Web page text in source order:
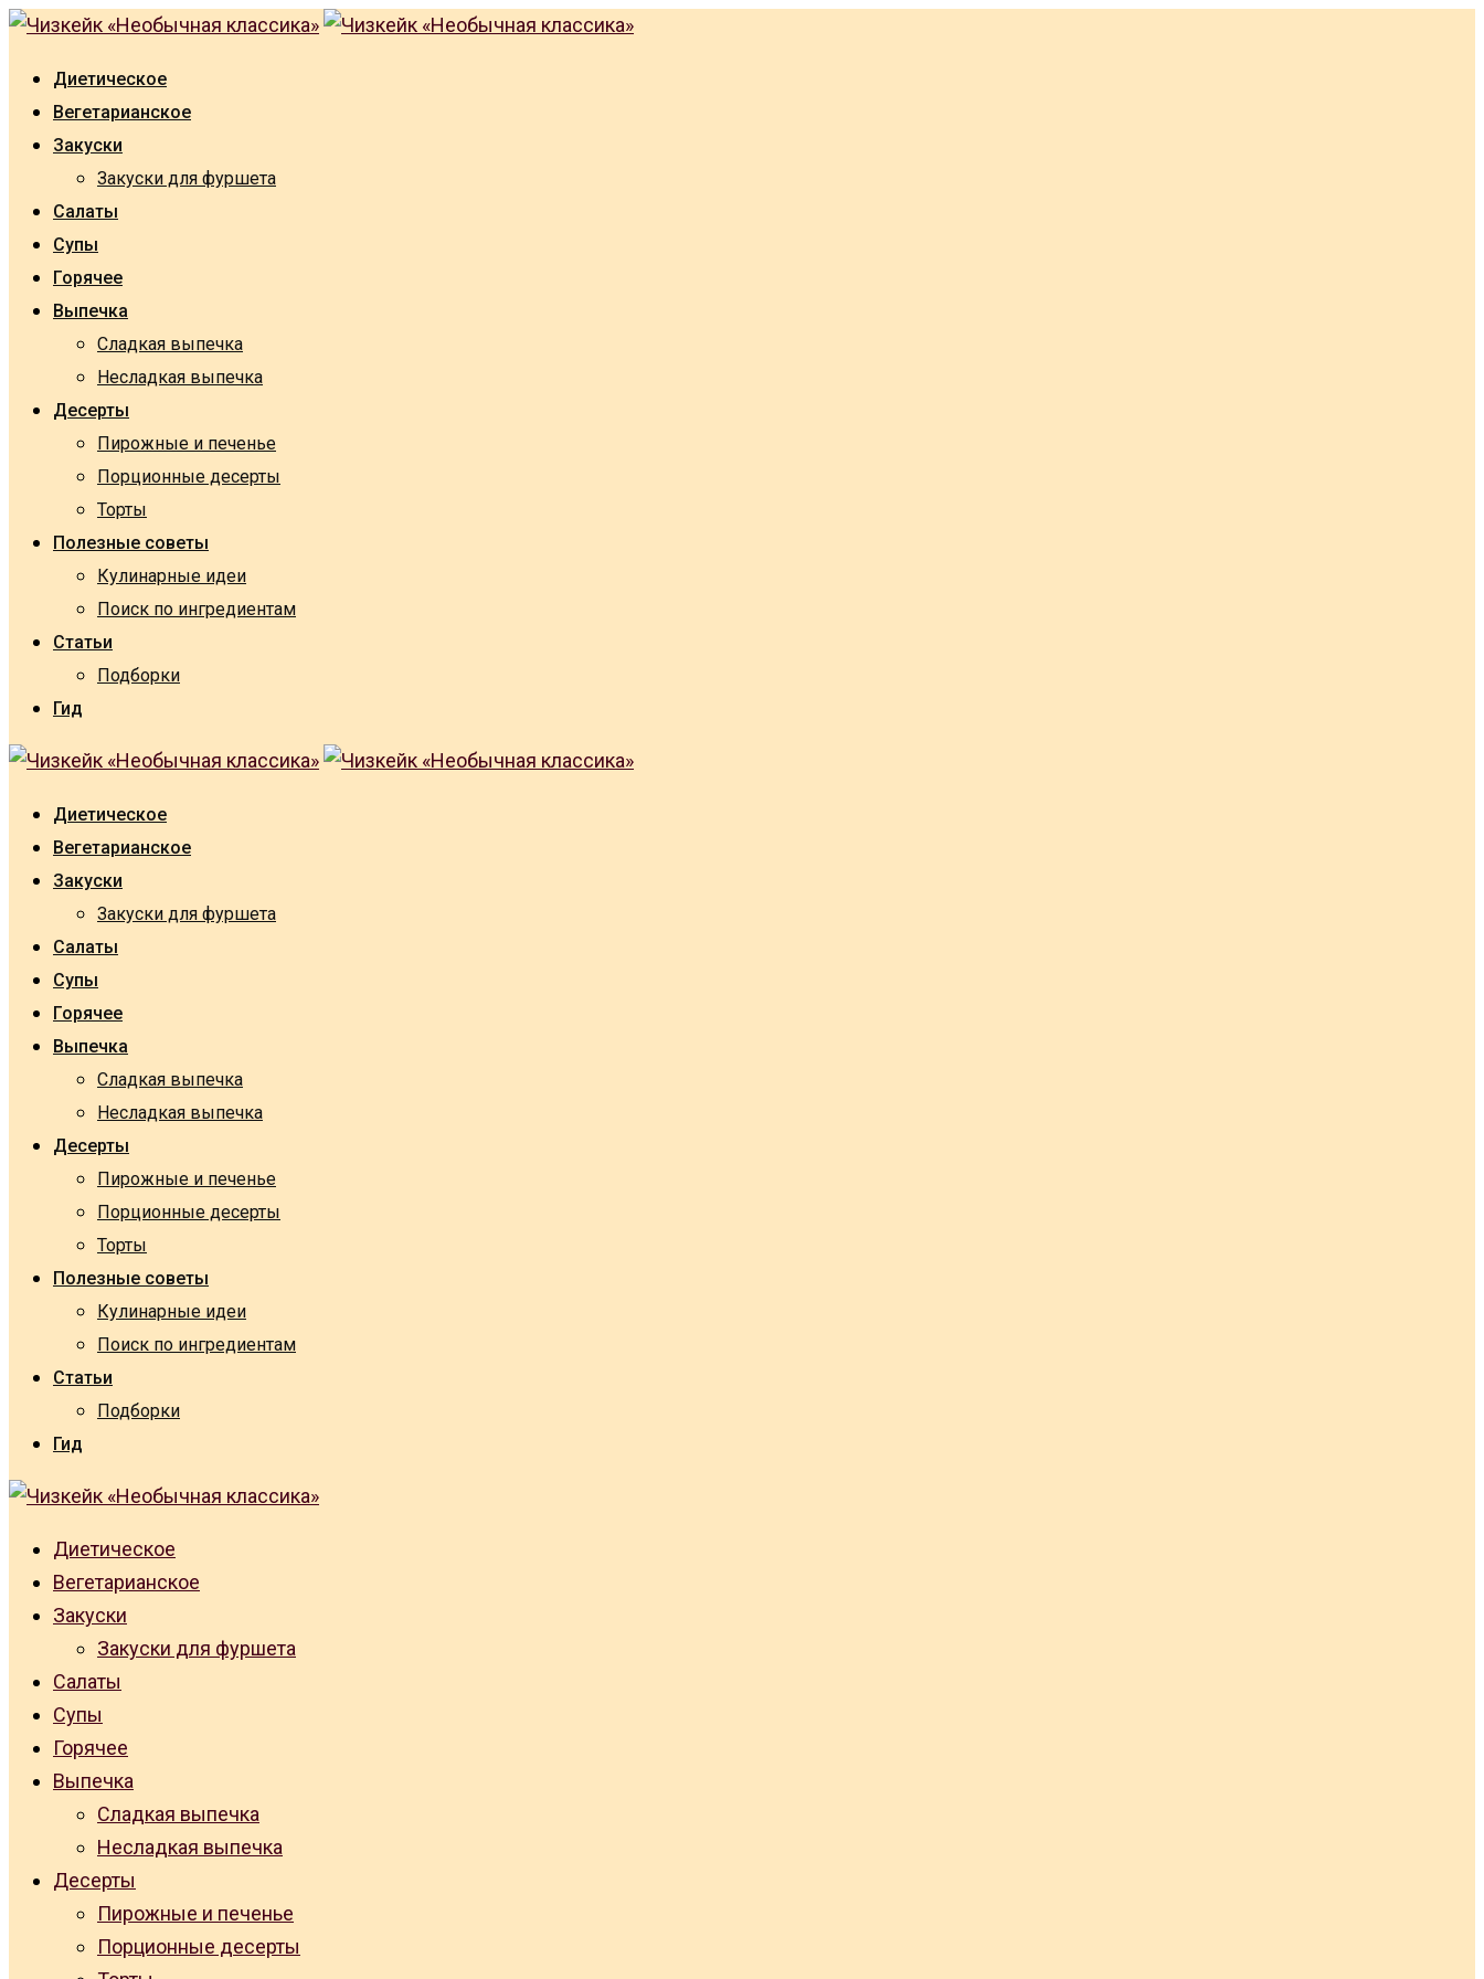
Skip
contentДиетическое
Вегетарианское
Закуски
Закуски для фуршета
Салаты
Супы
Горячее
Выпечка
Сладкая выпечка
Несладкая выпечка
Десерты
Пирожные и печенье
Порционные десерты
Торты
Полезные советы
Кулинарные идеи
Поиск по ингредиентам
Статьи
Подборки
Гид
Диетическое
Вегетарианское
Закуски
Закуски для фуршета
Салаты
Супы
Горячее
Выпечка
Сладкая выпечка
Несладкая выпечка
Десерты
Пирожные и печенье
Порционные десерты
Торты
Полезные советы
Кулинарные идеи
Поиск по ингредиентам
Статьи
Подборки
Гид
Диетическое
Вегетарианское
Закуски
Закуски для фуршета
Салаты
Супы
Горячее
Выпечка
Сладкая выпечка
Несладкая выпечка
Десерты
Пирожные и печенье
Порционные десерты